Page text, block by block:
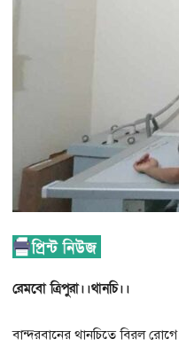
রেমবো ত্রিপুরা।।থানচি।।
বান্দরবানের থানচিতে বিরল